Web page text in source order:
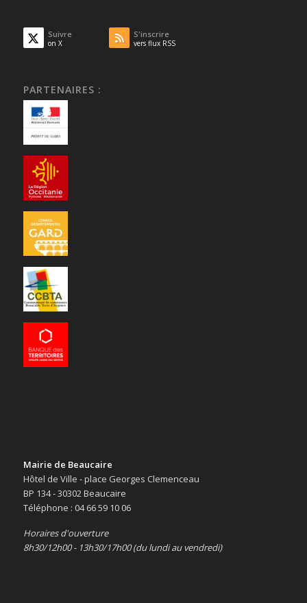
Suivre
on X
S'inscrire
vers flux RSS
PARTENAIRES :
Mairie de Beaucaire
Hôtel de Ville - place Georges Clemenceau
BP 134 - 30302 Beaucaire
Téléphone : 04 66 59 10 06
Horaires d'ouverture
8h30/12h00 - 13h30/17h00 (du lundi au vendredi)